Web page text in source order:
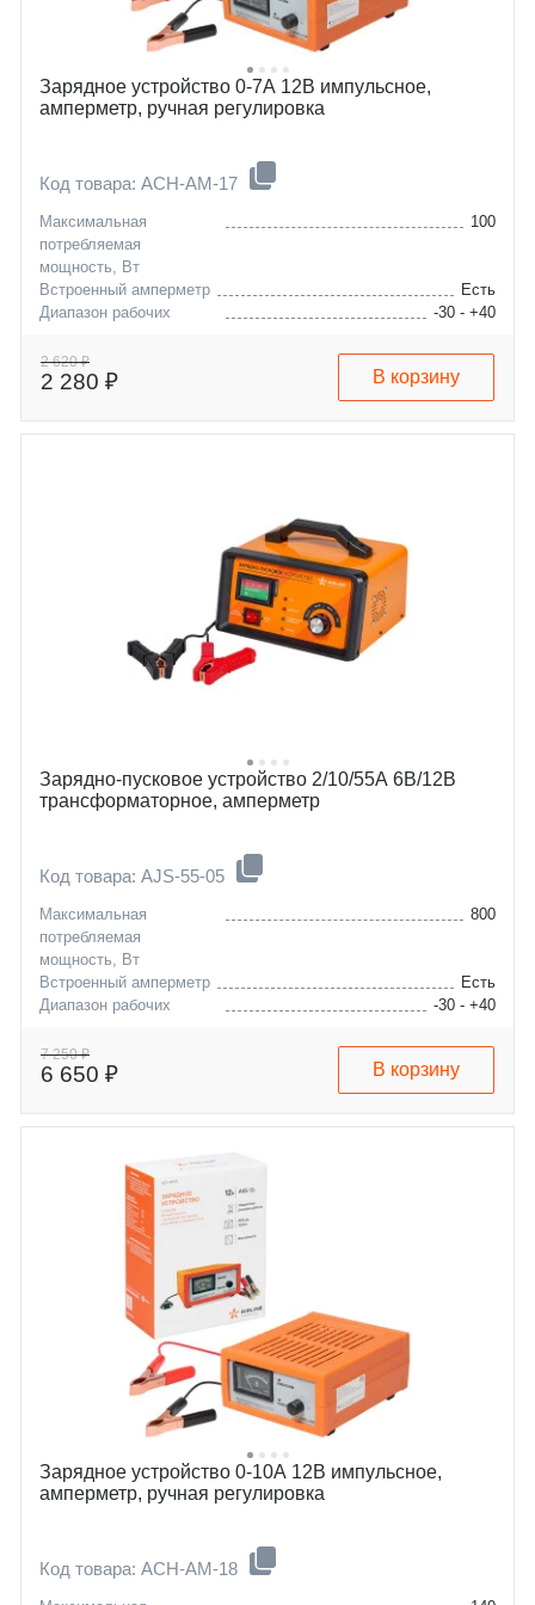
Зарядное устройство 0-7А 12В импульсное,
амперметр, ручная регулировка
Код товара: ACH-AM-17
Максимальная
потребляемая
мощность, Вт
100
Встроенный амперметр
Есть
Диапазон рабочих
-30 - +40
Максимальная емкость
заряжаемой АКБ, А/ч
120
2 620 ₽
2 280 ₽ В корзину
Зарядно-пусковое устройство 2/10/55А 6В/12В
трансформаторное, амперметр
Код товара: AJS-55-05
Максимальная
потребляемая
мощность, Вт
800
Встроенный амперметр
Есть
Диапазон рабочих
-30 - +40
Максимальная емкость
заряжаемой АКБ, А/ч
120
7 250 ₽
6 650 ₽ В корзину
Зарядное устройство 0-10А 12В импульсное,
амперметр, ручная регулировка
Код товара: ACH-AM-18